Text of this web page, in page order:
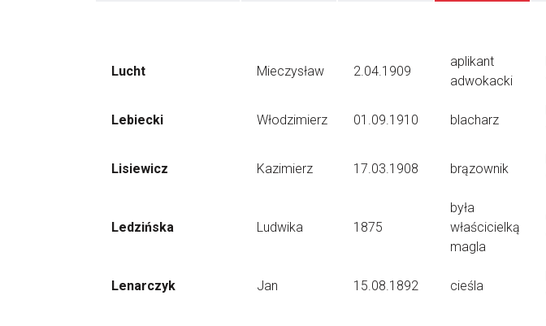
Lucht Mieczysław 2.04.1909
aplikant
adwokacki
Lebiecki Włodzimierz 01.09.1910 blacharz
Lisiewicz Kazimierz 17.03.1908 brązownik
Ledzińska Ludwika 1875
była
właścicielką
magla
Lenarczyk Jan 15.08.1892 cieśla